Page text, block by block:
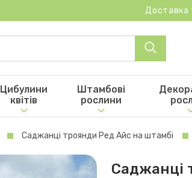
Доставка
Цибулини
квітів
Штамбові
рослини
Саджанці троянди Ред Айс на штамбі
Саджанці